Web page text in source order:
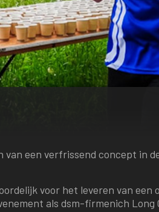
een verfrissend concept in
voor het leveren van
als dsm-firmenich Long